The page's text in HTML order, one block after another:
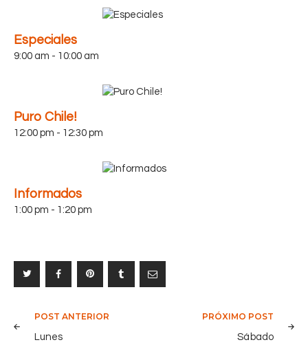
Especiales
9:00 am - 10:00 am
Puro Chile!
12:00 pm - 12:30 pm
Informados
1:00 pm - 1:20 pm
Navegación
de
POST ANTERIOR
Lunes
PRÓXIMO POST
Sábado